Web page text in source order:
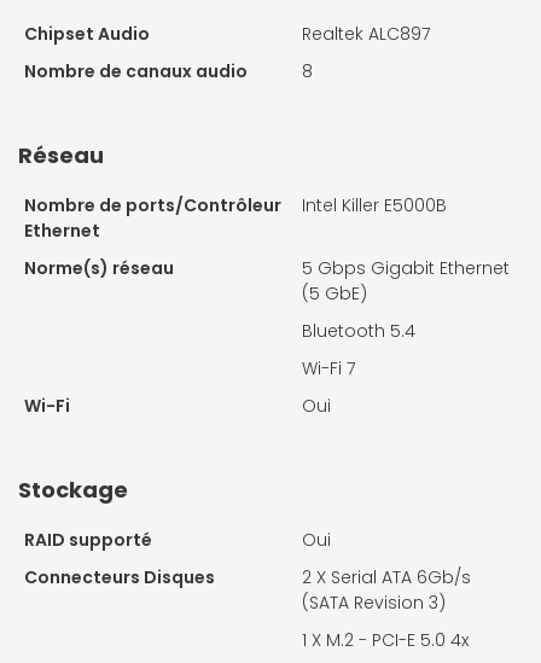
Chipset Audio
Realtek ALC897
Nombre de canaux audio
8
Réseau
Nombre de ports/Contrôleur
Ethernet
Intel Killer E5000B
Norme(s) réseau
5 Gbps Gigabit Ethernet
(5 GbE)
Bluetooth 5.4
Wi-Fi 7
Wi-Fi
Oui
Stockage
RAID supporté
Oui
Connecteurs Disques
2 X Serial ATA 6Gb/s
(SATA Revision 3)
1 X M.2 - PCI-E 5.0 4x